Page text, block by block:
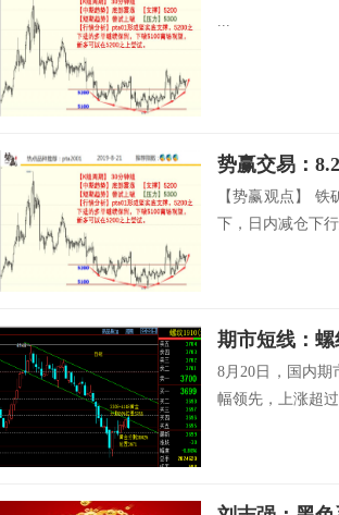
...
势赢交易：
【势赢观点】
下，日内减仓下
期市短线：
8月20日，国内
幅领先，上涨超